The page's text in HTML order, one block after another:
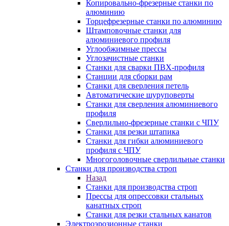
Копировально-фрезерные станки по
алюминию
Торцефрезерные станки по алюминию
Штамповочные станки для
алюминиевого профиля
Углообжимные прессы
Углозачистные станки
Станки для сварки ПВХ-профиля
Станции для сборки рам
Станки для сверления петель
Автоматические шуруповерты
Станки для сверления алюминиевого
профиля
Сверлильно-фрезерные станки с ЧПУ
Станки для резки штапика
Станки для гибки алюминиевого
профиля с ЧПУ
Многоголовочные сверлильные станки
Станки для производства строп
Назад
Станки для производства строп
Прессы для опрессовки стальных
канатных строп
Станки для резки стальных канатов
Электроэрозионные станки